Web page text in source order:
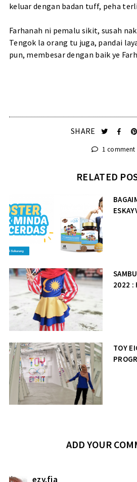
keluar dengan badan tuff, peha
Farhanah ni pemalu sikit, susah
Tengok la orang tu juga, pandai
pun, membesar dengan baik ye
SHARE
1 comment
RELATED
2022 :
TOY
ADD YOUR
ezy.fia